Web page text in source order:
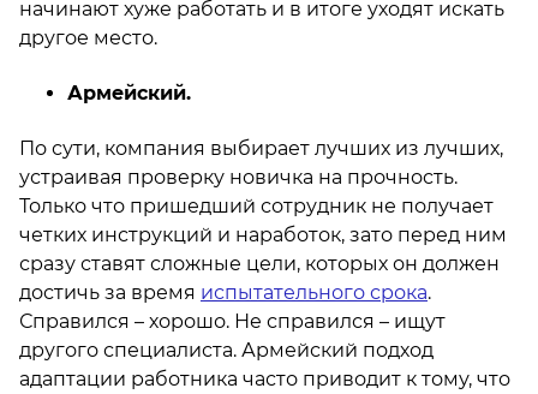
начинают хуже работать и в итоге уходят искать
другое место.
Армейский.
По сути, компания выбирает лучших из лучших,
устраивая проверку новичка на прочность.
Только что пришедший сотрудник не получает
четких инструкций и наработок, зато перед ним
сразу ставят сложные цели, которых он должен
достичь за время испытательного срока.
Справился – хорошо. Не справился – ищут
другого специалиста. Армейский подход
адаптации работника часто приводит к тому, что